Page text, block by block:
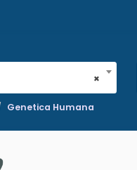
×
Genetica Humana